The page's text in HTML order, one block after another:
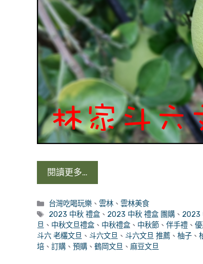
閱讀更多…
分
類
台灣吃喝玩樂 、雲林 、雲林美食
標
籤
2023 中秋 禮盒 、 2023 中秋 禮盒 團購 、 2023
旦 、 中秋文旦禮盒 、 中秋禮盒 、 中秋節 、 伴手禮 、
斗六 老欉文旦 、 斗六文旦 、 斗六文旦 推薦 、 柚子 、
培 、 訂購 、 預購 、 鶴岡文旦 、 麻豆文旦